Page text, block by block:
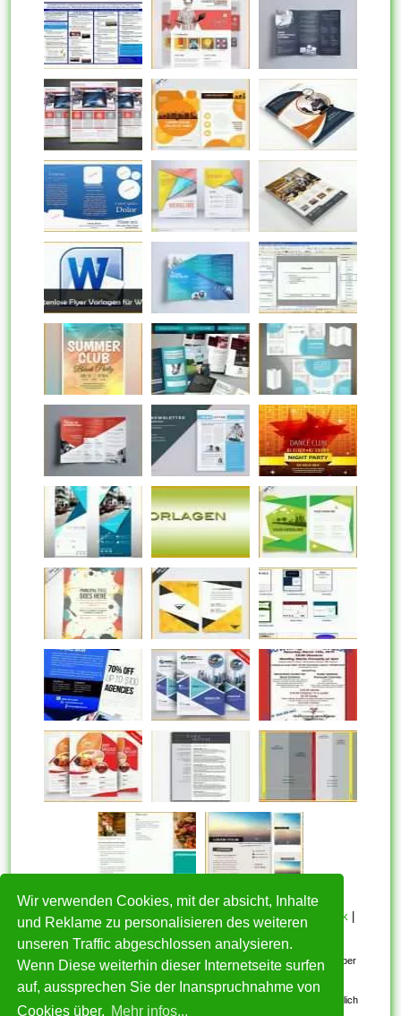
Wir verwenden Cookies, mit der absicht, Inhalte
und Reklame zu personalisieren des weiteren
unseren Traffic abgeschlossen analysieren.
Wenn Diese weiterhin dieser Internetseite surfen
auf, aussprechen Sie der Inanspruchnahme von
Cookies über. Mehr infos...
HOME |Über mich| Datenschutzerklärung|Cookie Politik
Copyright
Nutzungsbedingungen
Alle eingereichten Inhalte bleiben dem ursprünglichen Copyright-Inhaber
urheberrechtlich geschützt. Bitte beachten Sie: Bilder sind für den
persönlichen, nicht-kommerziellen Gebrauch. Wenn Sie urheberrechtlich